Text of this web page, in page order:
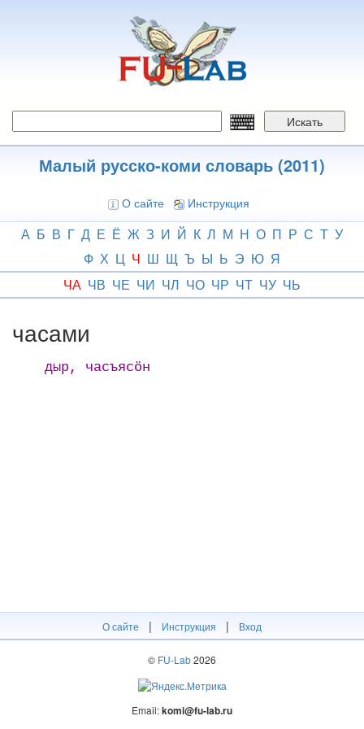
Искать
Малый русско-коми словарь (2011)
О сайте Инструкция
А Б В Г Д Е Ё Ж З И Й К Л М Н О П Р С Т У
Ф Х Ц Ч Ш Щ Ъ Ы Ь Э Ю Я
ЧА ЧВ ЧЕ ЧИ ЧЛ ЧО ЧР ЧТ ЧУ ЧЬ
часами
дыр, часъясӧн
О сайте | Инструкция | Вход
© FU-Lab2026
Email:komi@fu-lab.ru